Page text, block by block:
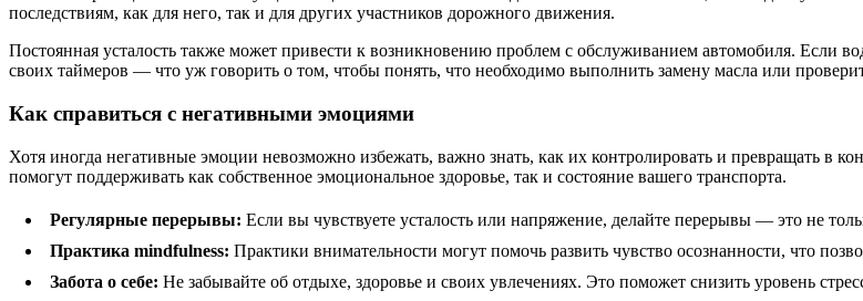
последствиям, как для него, так и для других участников дорожного движения.
Постоянная усталость также может привести к возникновению проблем с обслуживанием автомобиля. Если
своих таймеров — что уж говорить о том, чтобы понять, что необходимо выполнить замену масла или
Как справиться с негативными эмоциями
Хотя иногда негативные эмоции невозможно избежать, важно знать, как их контролировать и превращать в
помогут поддерживать как собственное эмоциональное здоровье, так и состояние вашего транспорта.
Регулярные перерывы: Если вы чувствуете усталость или напряжение, делайте перерывы — это не
Практика mindfulness: Практики внимательности могут помочь развить чувство осознанности, что
Забота о себе: Не забывайте об отдыхе, здоровье и своих увлечениях. Это поможет снизить уровень